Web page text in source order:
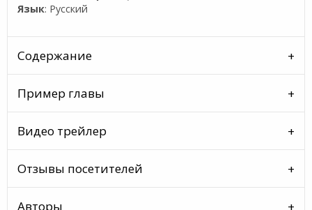
Язык: Русский
Содержание
Пример главы
Видео трейлер
Отзывы посетителей
Авторы